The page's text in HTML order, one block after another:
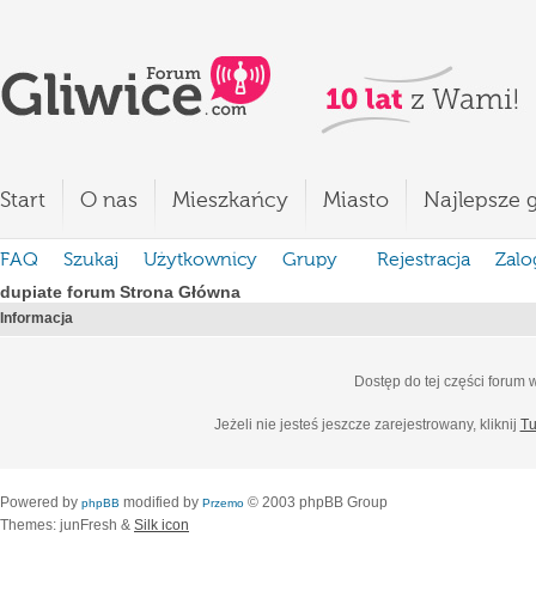
Start O nas Mieszkańcy Miasto Najlepsze
FAQ Szukaj Użytkownicy Grupy Rejestracja
dupiate forum Strona Główna
Informacja
Dostęp do tej części forum
Jeżeli nie jesteś jeszcze zarejestrowany, kliknij
Powered by phpBB modified by Przemo © 2003 phpBB Group
Themes: junFresh & Silk icon